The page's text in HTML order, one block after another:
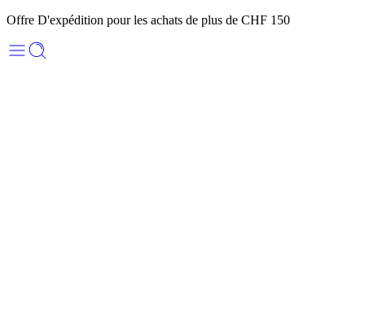
Offre D'expédition pour les achats de plus de CHF 150